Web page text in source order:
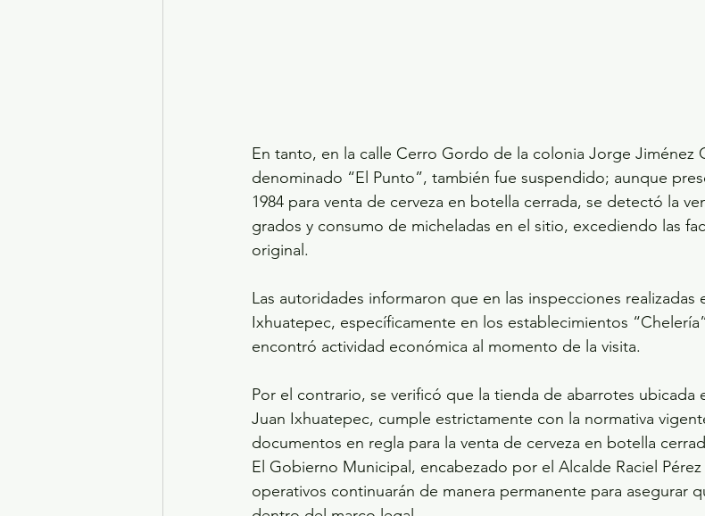
En tanto, en la calle Cerro Gordo de la colonia Jorge Jiménez
denominado “El Punto”, también fue suspendido; aunque
1984 para venta de cerveza en botella cerrada, se detectó la
grados y consumo de micheladas en el sitio, excediendo las
original.
Las autoridades informaron que en las inspecciones realizadas
Ixhuatepec, específicamente en los establecimientos
encontró actividad económica al momento de la visita.
Por el contrario, se verificó que la tienda de abarrotes ubicada
Juan Ixhuatepec, cumple estrictamente con la normativa
documentos en regla para la venta de cerveza en botella
El Gobierno Municipal, encabezado por el Alcalde Raciel
operativos continuarán de manera permanente para asegurar